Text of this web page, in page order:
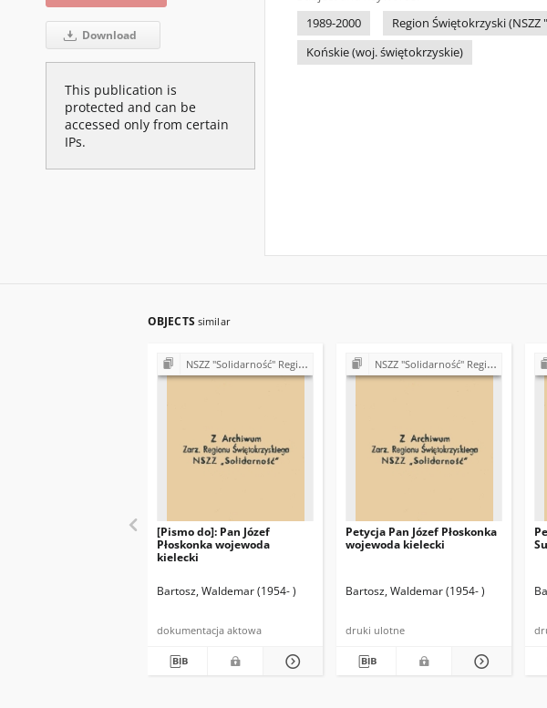
Download
This publication is
protected and can be
accessed only from certain
IPs.
1989-2000
Region Świętokrzyski (NSZZ
Końskie (woj. świętokrzyskie)
OBJECTS similar
NSZZ "Solidarność" Region Świętokrzyski (lata 90.)
[Pismo do]: Pan Józef
Płoskonka wojewoda
kielecki
Bartosz, Waldemar (1954- )
dokumentacja aktowa
NSZZ "Solidarność" Region Świętokrzyski (lata 90.)
Petycja Pan Józef Płoskonka
wojewoda kielecki
Bartosz, Waldemar (1954- )
druki ulotne